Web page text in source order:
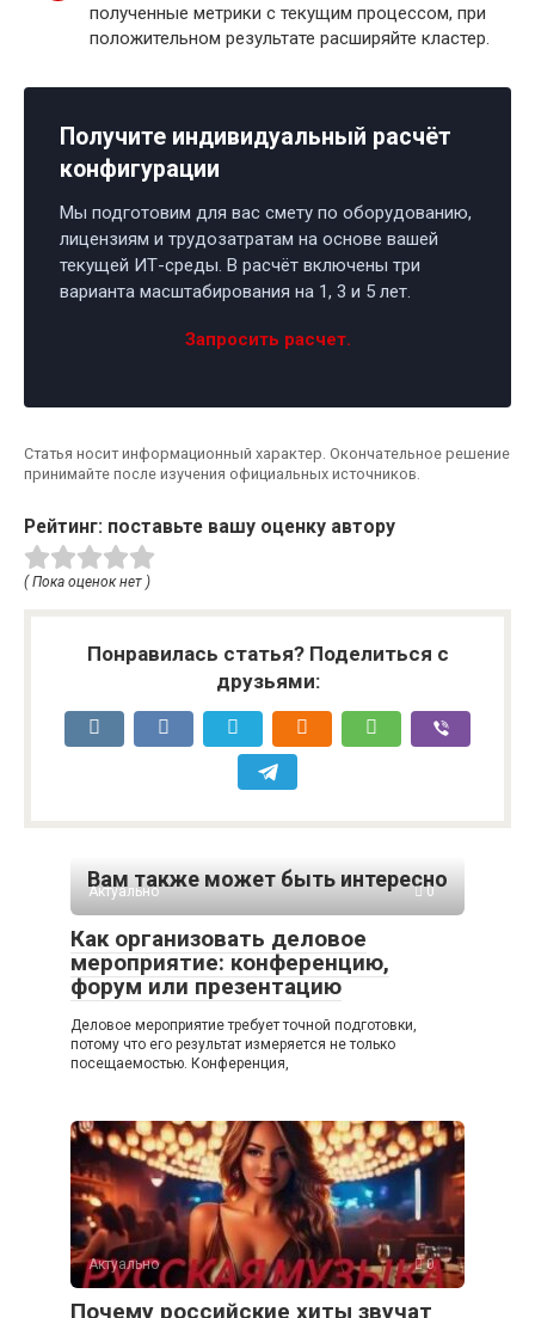
полученные метрики с текущим процессом, при
положительном результате расширяйте кластер.
Получите индивидуальный расчёт
конфигурации
Мы подготовим для вас смету по оборудованию,
лицензиям и трудозатратам на основе вашей
текущей ИТ-среды. В расчёт включены три
варианта масштабирования на 1, 3 и 5 лет.
Запросить расчет.
Статья носит информационный характер. Окончательное решение
принимайте после изучения официальных источников.
Рейтинг: поставьте вашу оценку автору
( Пока оценок нет )
Понравилась статья? Поделиться с
друзьями:
Вам также может быть интересно
Актуально 0
Как организовать деловое
мероприятие: конференцию,
форум или презентацию
Деловое мероприятие требует точной подготовки,
потому что его результат измеряется не только
посещаемостью. Конференция,
Актуально 0
Почему российские хиты звучат